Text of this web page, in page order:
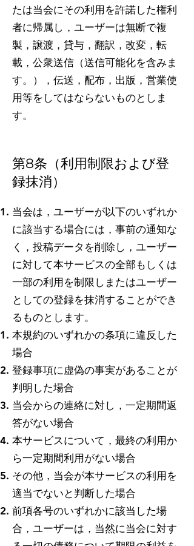
たは当会にその利用を許諾した権利
者に帰属し，ユーザーは無断で複
製，譲渡，貸与，翻訳，改変，転
載，公衆送信（送信可能化を含みま
す。），伝送，配布，出版，営業使
用等をしてはならないものとしま
す。
第8条（利用制限および登
録抹消）
当会は，ユーザーが以下のいずれか
に該当する場合には，事前の通知な
く，投稿データを削除し，ユーザー
に対して本サービスの全部もしくは
一部の利用を制限しまたはユーザー
としての登録を抹消することができ
るものとします。
本規約のいずれかの条項に違反した
場合
登録事項に虚偽の事実があることが
判明した場合
当会からの連絡に対し，一定期間返
答がない場合
本サービスについて，最終の利用か
ら一定期間利用がない場合
その他，当会が本サービスの利用を
適当でないと判断した場合
前項各号のいずれかに該当した場
合，ユーザーは，当然に当会に対す